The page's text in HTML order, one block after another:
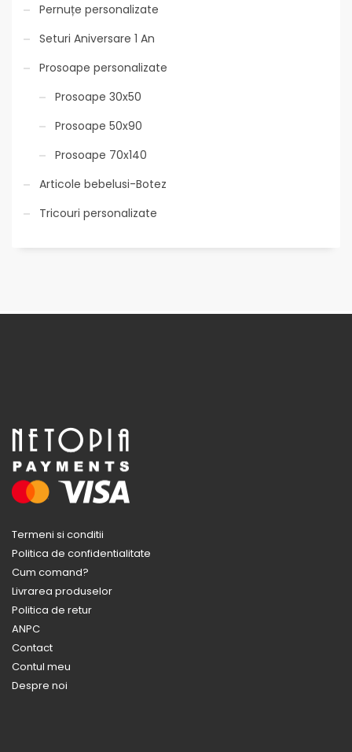
Pernuțe personalizate
Seturi Aniversare 1 An
Prosoape personalizate
Prosoape 30x50
Prosoape 50x90
Prosoape 70x140
Articole bebelusi-Botez
Tricouri personalizate
Termeni si conditii
Politica de confidentialitate
Cum comand?
Livrarea produselor
Politica de retur
ANPC
Contact
Contul meu
Despre noi